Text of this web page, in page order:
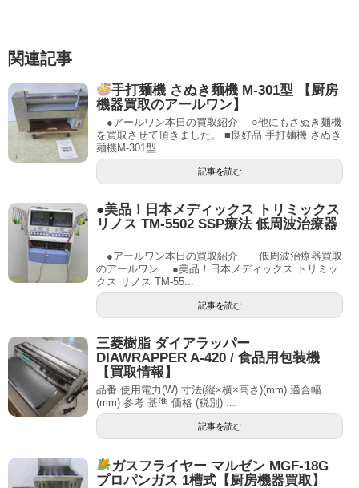
関連記事
手打麺機 さぬき麺機 M-301型 【厨房
機器買取のアールワン】
●アールワン本日の買取紹介 ○他にもさぬき麺機
を買取させて頂きました。 ■良好品 手打麺機 さぬき
麺機M-301型...
記事を読む
●美品！日本メディックス トリミックス
リノス TM-5502 SSP療法 低周波治療器
●アールワン本日の買取紹介 低周波治療器買取
のアールワン ●美品！日本メディックス トリミッ
クス リノス TM-55...
記事を読む
三菱樹脂 ダイアラッパー
DIAWRAPPER A-420 / 食品用包装機
【買取情報】
品番 使用電力(W) 寸法(縦×横×高さ)(mm) 適合幅
(mm) 参考 基準 価格 (税別) ...
記事を読む
ガスフライヤー マルゼン MGF-18G
プロパンガス 1槽式【厨房機器買取】